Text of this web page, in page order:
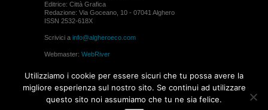
Editrice: Città Grafica
Redazione: Via Goceano, 10 - 07041 Alghero
ISSN 2532-618X
Scrivici a info@algheroeco.com
Webmaster: WebRiver
permesso di algheroeco.com
Utilizziamo i cookie per essere sicuri che tu possa avere la
migliore esperienza sul nostro sito. Se continui ad utilizzare
questo sito noi assumiamo che tu ne sia felice.